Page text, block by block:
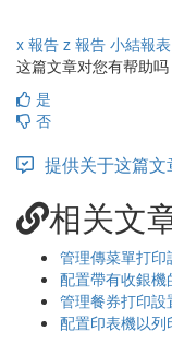
x 報告 z 報告 小結報表
这篇文章对您有帮助吗
是
否
提供关于这篇
相关文
管理傳菜單打印
配置帶有收銀
管理餐券打印設
配置印表機以列